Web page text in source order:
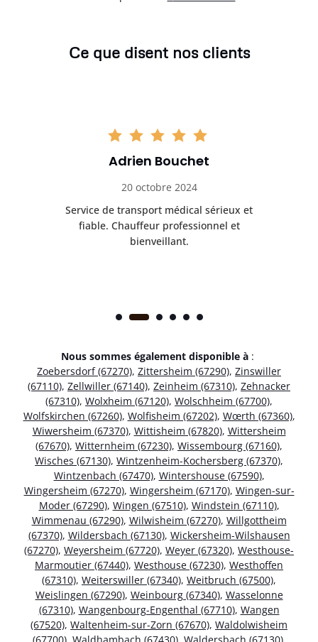
Ce que disent nos clients
Adrien Bouchet
20 octobre 2024
Service de transport médical sérieux et
fiable. Chauffeur professionnel et
bienveillant.
Nous sommes également disponible à :
Zoebersdorf (67270), Zittersheim (67290), Zinswiller
(67110), Zellwiller (67140), Zeinheim (67310), Zehnacker
(67310), Wolxheim (67120), Wolschheim (67700),
Wolfskirchen (67260), Wolfisheim (67202), Wœrth (67360),
Wiwersheim (67370), Wittisheim (67820), Wittersheim
(67670), Witternheim (67230), Wissembourg (67160),
Wisches (67130), Wintzenheim-Kochersberg (67370),
Wintzenbach (67470), Wintershouse (67590),
Wingersheim (67270), Wingersheim (67170), Wingen-sur-
Moder (67290), Wingen (67510), Windstein (67110),
Wimmenau (67290), Wilwisheim (67270), Willgottheim
(67370), Wildersbach (67130), Wickersheim-Wilshausen
(67270), Weyersheim (67720), Weyer (67320), Westhouse-
Marmoutier (67440), Westhouse (67230), Westhoffen
(67310), Weiterswiller (67340), Weitbruch (67500),
Weislingen (67290), Weinbourg (67340), Wasselonne
(67310), Wangenbourg-Engenthal (67710), Wangen
(67520), Waltenheim-sur-Zorn (67670), Waldolwisheim